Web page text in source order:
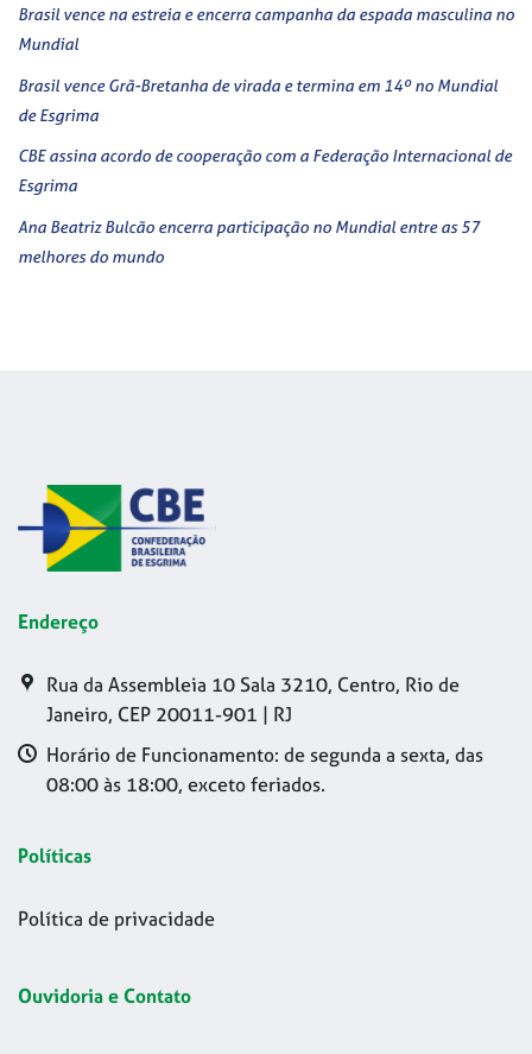
Brasil vence na estreia e encerra campanha da espada masculina no
Mundial
Brasil vence Grã-Bretanha de virada e termina em 14º no Mundial
de Esgrima
CBE assina acordo de cooperação com a Federação Internacional de
Esgrima
Ana Beatriz Bulcão encerra participação no Mundial entre as 57
melhores do mundo
Endereço
Rua da Assembleia 10 Sala 3210, Centro, Rio de
Janeiro, CEP 20011-901 | RJ
Horário de Funcionamento: de segunda a sexta, das
08:00 às 18:00, exceto feriados.
Políticas
Política de privacidade
Ouvidoria e Contato